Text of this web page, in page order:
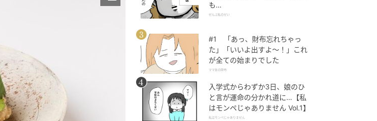
も…
ぜんぶ私のせい
#1 「あっ、財布忘れちゃっ
た」「いいよ出すよ〜！」これ
が全ての始まりでした
ママ友の財布
入学式からわずか3日、娘のひ
と言が運命の分かれ道に…【私
はモンペじゃありません Vol.1】
私はモンペじゃありません